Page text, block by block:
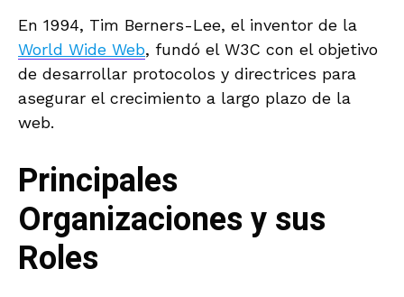
En 1994, Tim Berners-Lee, el inventor de la
World Wide Web, fundó el W3C con el objetivo
de desarrollar protocolos y directrices para
asegurar el crecimiento a largo plazo de la
web.
Principales
Organizaciones y sus
Roles